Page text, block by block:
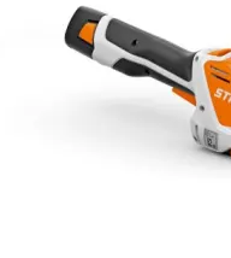
Scie de jardin de petit taille